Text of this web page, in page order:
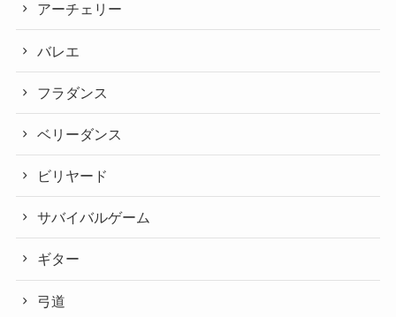
アーチェリー
バレエ
フラダンス
ベリーダンス
ビリヤード
サバイバルゲーム
ギター
弓道